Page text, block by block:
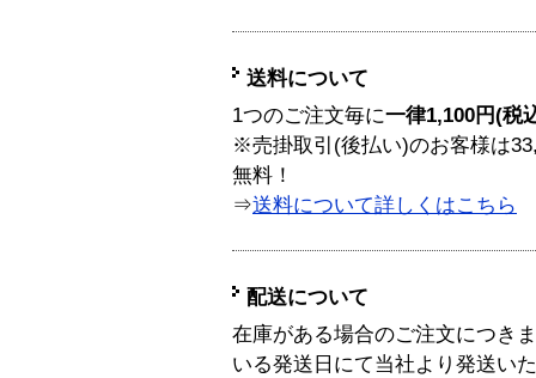
送料について
1つのご注文毎に一律1,100円(税
※売掛取引(後払い)のお客様は
無料！
⇒送料について詳しくはこちら
配送について
在庫がある場合のご注文につき
いる発送日にて当社より発送い